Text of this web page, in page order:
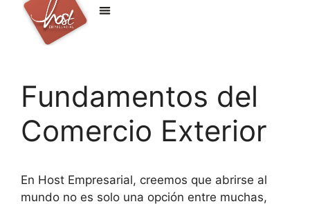
Fundamentos del
Comercio Exterior
En Host Empresarial, creemos que abrirse al
mundo no es solo una opción entre muchas,